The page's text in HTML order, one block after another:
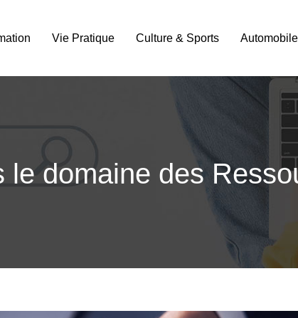
Vie Pratique Culture & Sports Automobile
le domaine des